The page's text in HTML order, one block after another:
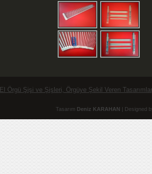
Örgü Şişi ve Şişleri, Örgüye Şekil Veren Tasarımlar
Tasarım Deniz KARAHAN | Designed